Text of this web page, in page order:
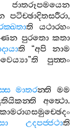
ජාතරූපමයෙන
පටිච‍්ඡාදිතසරීරා,
ති
යථාරහං
පුරතො කතා
ති “අපි
නාම
”ති
පුත‍්තං
මාතරන‍්ති
මම
අත්‍ථො.
කාමරාගසමුච‍්ඡෙදං
උදපජ‍්ජථාති